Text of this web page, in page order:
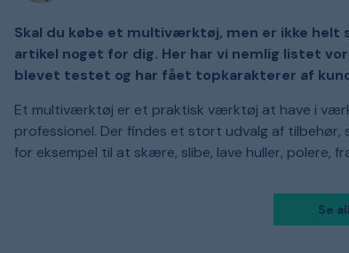
Skal du købe et multiværktøj, men er ikke helt
artikel noget for dig. Her har vi nemlig listet
blevet testet og har fået topkarakterer af
Et multiværktøj er et praktisk værktøj at have i
professionel. Der findes et stort udvalg af
for eksempel til at skære, slibe, lave huller, polere,
Se